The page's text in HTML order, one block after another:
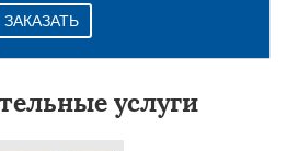
ЗАКАЗАТЬ
услуги